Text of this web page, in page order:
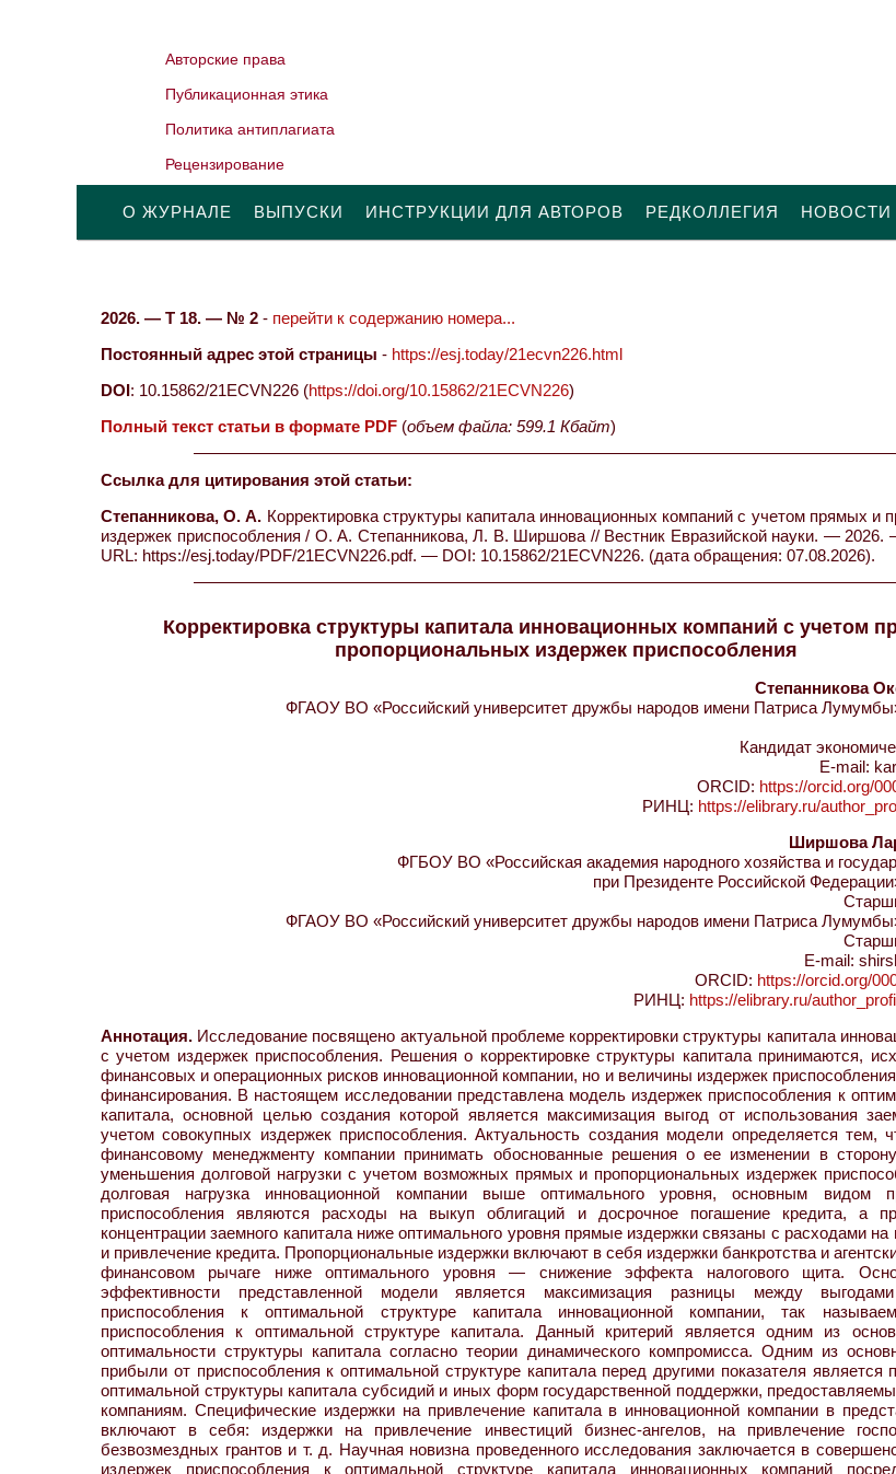
Авторские права
Публикационная этика
Политика антиплагиата
Рецензирование
О ЖУРНАЛЕ ВЫПУСКИ ИНСТРУКЦИИ ДЛЯ АВТОРОВ РЕДКОЛЛЕГИЯ НОВОСТИ
2026. — Т 18. — № 2 - перейти к содержанию номера...
Постоянный адрес этой страницы - https://esj.today/21ecvn226.html
DOI: 10.15862/21ECVN226 (https://doi.org/10.15862/21ECVN226)
Полный текст статьи в формате PDF (объем файла: 599.1 Кбайт)
Ссылка для цитирования этой статьи:
Степанникова, О. А. Корректировка структуры капитала инновационных компаний с учетом прямых и
издержек приспособления / О. А. Степанникова, Л. В. Ширшова // Вестник Евразийской науки. —
URL: https://esj.today/PDF/21ECVN226.pdf. — DOI: 10.15862/21ECVN226. (дата обращения: 07.08.2026).
Корректировка структуры капитала инновационных компаний с учетом
пропорциональных издержек приспособления
Степанникова
ФГАОУ ВО «Российский университет дружбы народов имени Патриса
Кандидат
E-mail:
ORCID: https://orcid.org/
РИНЦ: https://elibrary.ru/
Ширшова
ФГБОУ ВО «Российская академия народного хозяйства и
при Президенте Российской
ФГАОУ ВО «Российский университет дружбы народов имени Патриса
E-mail:
ORCID: https://orcid.org/
РИНЦ: https://elibrary.ru/
Аннотация. Исследование посвящено актуальной проблеме корректировки структуры капитала
с учетом издержек приспособления. Решения о корректировке структуры капитала принимаются,
финансовых и операционных рисков инновационной компании, но и величины издержек
финансирования. В настоящем исследовании представлена модель издержек приспособления к
капитала, основной целью создания которой является максимизация выгод от использования
учетом совокупных издержек приспособления. Актуальность создания модели определяется тем,
финансовому менеджменту компании принимать обоснованные решения о ее изменении в
уменьшения долговой нагрузки с учетом возможных прямых и пропорциональных издержек
долговая нагрузка инновационной компании выше оптимального уровня, основным видом
приспособления являются расходы на выкуп облигаций и досрочное погашение кредита, а
концентрации заемного капитала ниже оптимального уровня прямые издержки связаны с расходами на
и привлечение кредита. Пропорциональные издержки включают в себя издержки банкротства и
финансовом рычаге ниже оптимального уровня — снижение эффекта налогового щита.
эффективности представленной модели является максимизация разницы между
приспособления к оптимальной структуре капитала инновационной компании, так
приспособления к оптимальной структуре капитала. Данный критерий является одним из
оптимальности структуры капитала согласно теории динамического компромисса. Одним из
прибыли от приспособления к оптимальной структуре капитала перед другими показателя является
оптимальной структуры капитала субсидий и иных форм государственной поддержки,
компаниям. Специфические издержки на привлечение капитала в инновационной компании в
включают в себя: издержки на привлечение инвестиций бизнес-ангелов, на привлечение
безвозмездных грантов и т. д. Научная новизна проведенного исследования заключается в
издержек приспособления к оптимальной структуре капитала инновационных компаний